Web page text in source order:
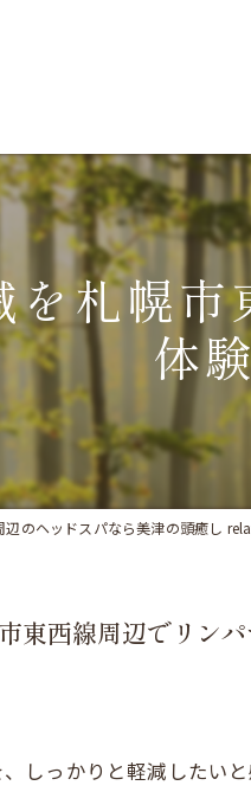
を札幌
体
辺のヘッドスパなら美津の頭癒し
東西線周辺でリン
しっかりと軽減したい